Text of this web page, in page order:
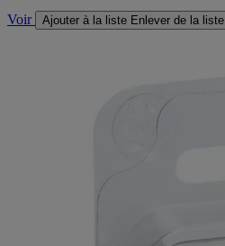
Voir Ajouter à la liste Enlever de la liste